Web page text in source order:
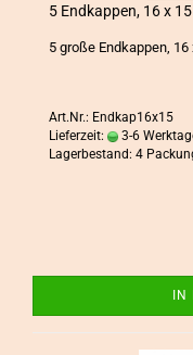
5 End­kap­pen, 16 x
5 große End­kap­pen, 16
Art.Nr.: Endkap16x15
Lieferzeit:
3-6
Lagerbestand: 4
IN